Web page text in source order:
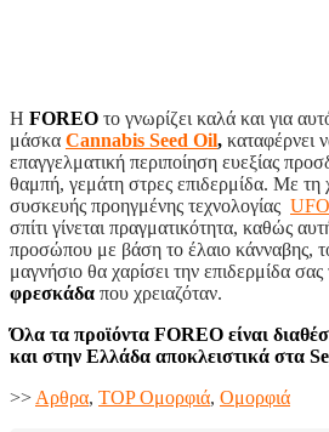
H FOREO το γνωρίζει καλά και για
μάσκα Cannabis Seed Oil, καταφέρνει
επαγγελματική περιποίηση ευεξίας
θαμπή, γεμάτη στρες επιδερμίδα. Με τη
συσκευής προηγμένης τεχνολογίας
σπίτι γίνεται πραγματικότητα, καθώς
προσώπου με βάση το έλαιο κάνναβης,
μαγνήσιο θα χαρίσει την επιδερμίδα σας
φρεσκάδα που χρειαζόταν.
Όλα τα προϊόντα FOREO είναι
και στην Ελλάδα αποκλειστικά στα
>>Aρθρα, TOP Ομορφιά, Ομορφιά